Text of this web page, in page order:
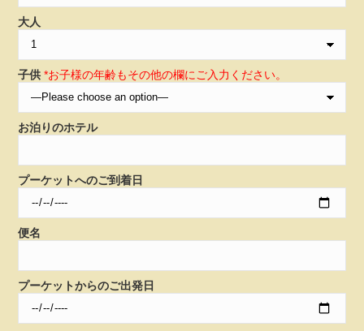
大人
子供 *お子様の年齢もその他の欄にご入力ください。
お泊りのホテル
プーケットへのご到着日
便名
プーケットからのご出発日